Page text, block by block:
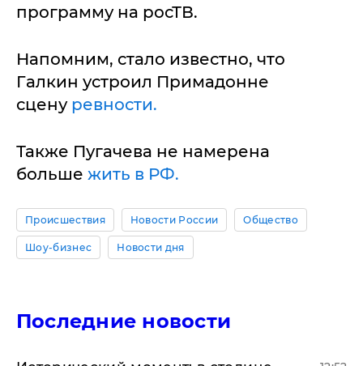
программу на росТВ.
Напомним, стало известно, что
Галкин устроил Примадонне
сцену ревности.
Также Пугачева не намерена
больше жить в РФ.
Происшествия Новости России Общество
Шоу-бизнес Новости дня
Последние новости